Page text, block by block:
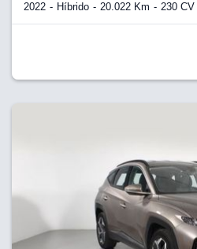
2022 Híbrido 20.022 Km 230 CV